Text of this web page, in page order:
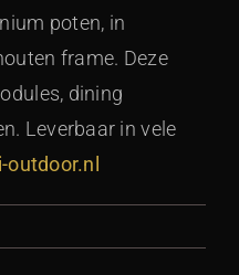
poten, in
frame. Deze
dining
Leverbaar in vele